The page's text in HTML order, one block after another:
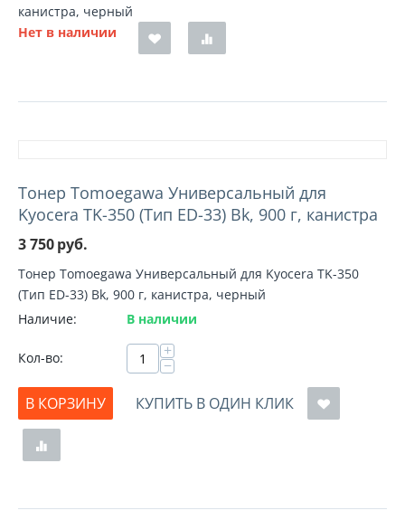
канистра, черный
Нет в наличии
Тонер Tomoegawa Универсальный для
Kyocera TK-350 (Тип ED-33) Bk, 900 г, канистра
3 750руб.
Тонер Tomoegawa Универсальный для Kyocera TK-350
(Тип ED-33) Bk, 900 г, канистра, черный
Наличие:
В наличии
Кол-во: +
−
В КОРЗИНУ
КУПИТЬ В ОДИН КЛИК